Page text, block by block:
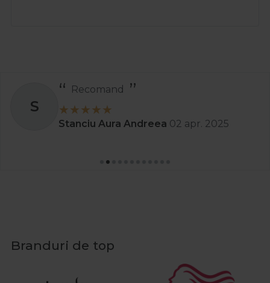
S
Recomand
Stanciu Aura Andreea 02 apr. 2025
Branduri de top